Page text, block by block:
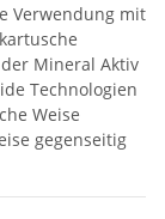
Verwendung mit
Mineral Aktiv
Technologien
Weise
gegenseitig